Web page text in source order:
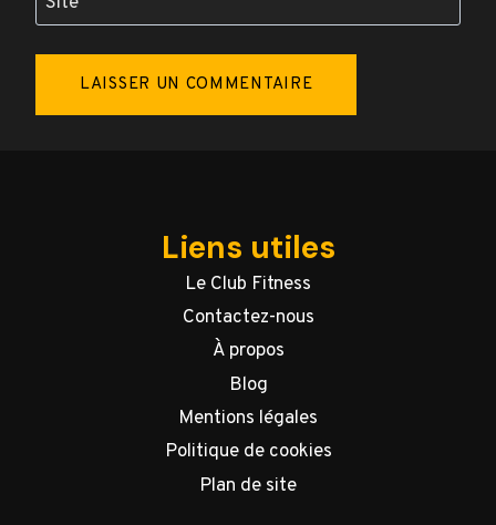
Liens utiles
Le Club Fitness
Contactez-nous
À propos
Blog
Mentions légales
Politique de cookies
Plan de site